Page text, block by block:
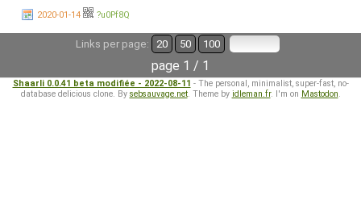
2020-01-14 ?u0Pf8Q
Links per page: 20 50 100
page 1 / 1
Shaarli 0.0.41 beta modifiée - 2022-08-11 - The personal, minimalist, super-fast, no-
database delicious clone. By sebsauvage.net. Theme by idleman.fr. I'm on Mastodon.